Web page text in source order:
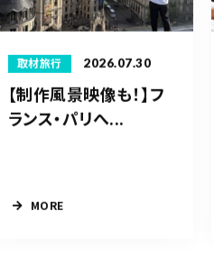
取材旅行 2026.07.30
【制作風景映像も！】フ
ランス・パリへ...
MORE